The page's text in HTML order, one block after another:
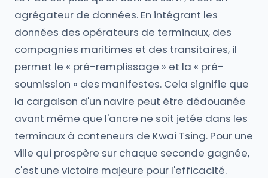
agrégateur de données. En intégrant les
données des opérateurs de terminaux, des
compagnies maritimes et des transitaires, il
permet le « pré-remplissage » et la « pré-
soumission » des manifestes. Cela signifie que
la cargaison d'un navire peut être dédouanée
avant même que l'ancre ne soit jetée dans les
terminaux à conteneurs de Kwai Tsing. Pour une
ville qui prospère sur chaque seconde gagnée,
c'est une victoire majeure pour l'efficacité.